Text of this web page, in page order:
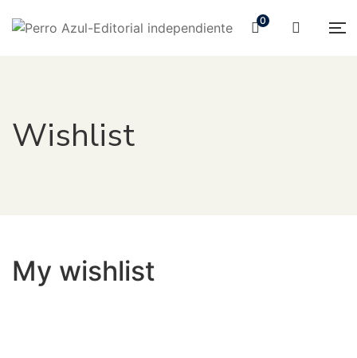
0
Wishlist
My wishlist